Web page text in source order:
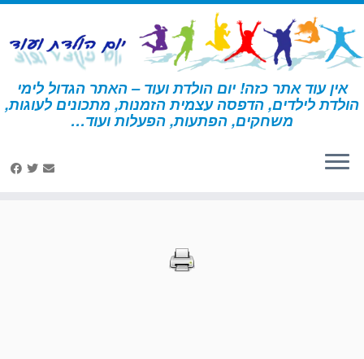
דלג
לתוכן
אין עוד אתר כזה! יום הולדת ועוד – האתר הגדול לימי
הולדת לילדים, הדפסה עצמית הזמנות, מתכונים לעוגות,
משחקים, הפתעות, הפעלות ועוד… דף הבית » הדפסות – דינוזאור » עמוד 67
הדפסות – דינוזאור